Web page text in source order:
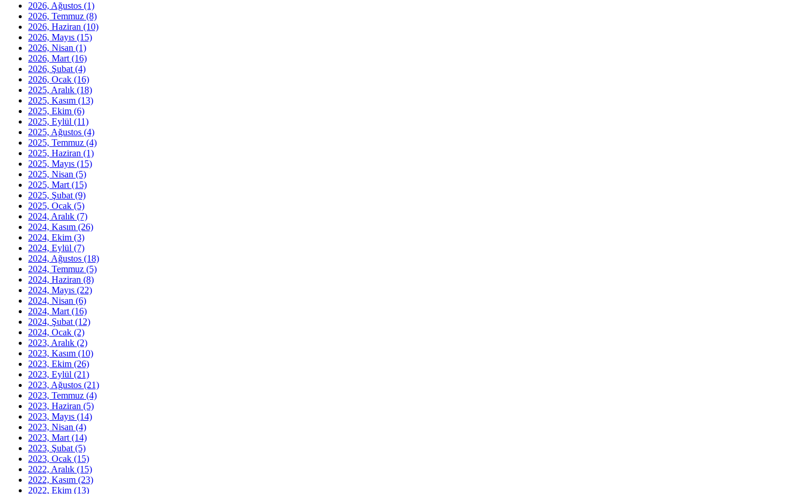
2026, Ağustos (1)
2026, Temmuz (8)
2026, Haziran (10)
2026, Mayıs (15)
2026, Nisan (1)
2026, Mart (16)
2026, Şubat (4)
2026, Ocak (16)
2025, Aralık (18)
2025, Kasım (13)
2025, Ekim (6)
2025, Eylül (11)
2025, Ağustos (4)
2025, Temmuz (4)
2025, Haziran (1)
2025, Mayıs (15)
2025, Nisan (5)
2025, Mart (15)
2025, Şubat (9)
2025, Ocak (5)
2024, Aralık (7)
2024, Kasım (26)
2024, Ekim (3)
2024, Eylül (7)
2024, Ağustos (18)
2024, Temmuz (5)
2024, Haziran (8)
2024, Mayıs (22)
2024, Nisan (6)
2024, Mart (16)
2024, Şubat (12)
2024, Ocak (2)
2023, Aralık (2)
2023, Kasım (10)
2023, Ekim (26)
2023, Eylül (21)
2023, Ağustos (21)
2023, Temmuz (4)
2023, Haziran (5)
2023, Mayıs (14)
2023, Nisan (4)
2023, Mart (14)
2023, Şubat (5)
2023, Ocak (15)
2022, Aralık (15)
2022, Kasım (23)
2022, Ekim (13)